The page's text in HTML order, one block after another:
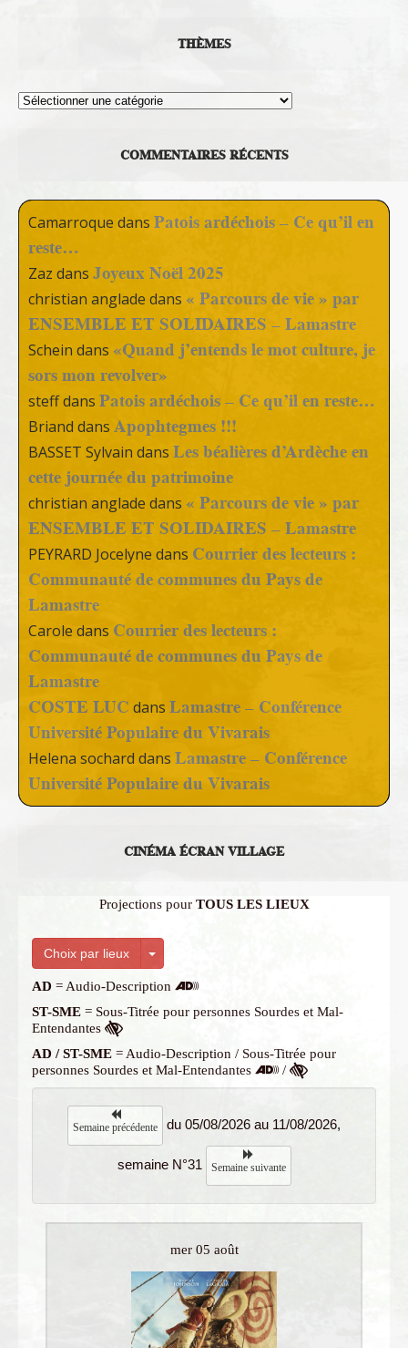
THÈMES
Thèmes
COMMENTAIRES RÉCENTS
Camarroque dans Patois ardéchois – Ce qu’il en
reste…
Zaz dans Joyeux Noël 2025
christian anglade dans « Parcours de vie » par
ENSEMBLE ET SOLIDAIRES – Lamastre
Schein dans «Quand j’entends le mot culture, je
sors mon revolver»
steffdans Patois ardéchois – Ce qu’il en reste…
Briand dans Apophtegmes !!!
BASSET Sylvain dans Les béalières d’Ardèche en
cette journée du patrimoine
christian anglade dans « Parcours de vie » par
ENSEMBLE ET SOLIDAIRES – Lamastre
PEYRARD Jocelyne dans Courrier des lecteurs :
Communauté de communes du Pays de
Lamastre
Carole dans Courrier des lecteurs :
Communauté de communes du Pays de
Lamastre
COSTE LUC dans Lamastre – Conférence
Université Populaire du Vivarais
Helena sochard dans Lamastre – Conférence
Université Populaire du Vivarais
CINÉMA ÉCRAN VILLAGE